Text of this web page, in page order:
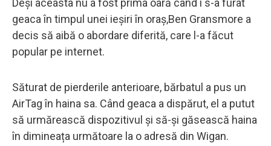
geaca în timpul unei ieșiri în oraș,Ben Gransmore a
decis să aibă o abordare diferită, care l-a făcut
popular pe internet.
Săturat de pierderile anterioare, bărbatul a pus un
AirTag în haina sa. Când geaca a dispărut, el a putut
să urmărească dispozitivul și să-și găsească haina
în dimineața următoare la o adresă din Wigan.